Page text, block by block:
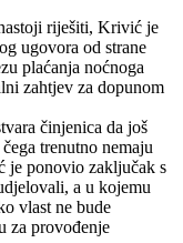
riješiti, Krivić je
ugovora od strane
plaćanja noćnoga
zahtjev za dopunom
činjenica da još
trenutno nemaju
je ponovio zaključak s
a u kojemu
vlast ne bude
za provođenje